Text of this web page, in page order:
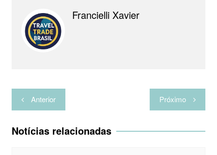
t
s
A
e
g
r
t
i
n
t
l
h
r
Francielli Xavier
Navegação
de
Post
Anterior Próximo
Notícias relacionadas